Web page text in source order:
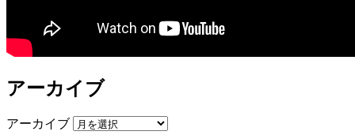
アーカイブ
アーカイブ